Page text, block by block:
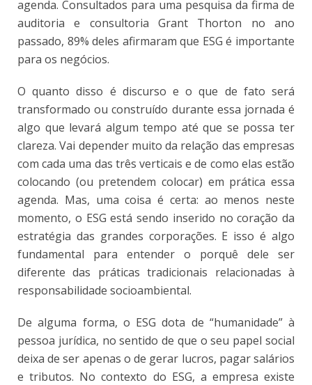
agenda. Consultados para uma pesquisa da firma de
auditoria e consultoria Grant Thorton no ano
passado, 89% deles afirmaram que ESG é importante
para os negócios.
O quanto disso é discurso e o que de fato será
transformado ou construído durante essa jornada é
algo que levará algum tempo até que se possa ter
clareza. Vai depender muito da relação das empresas
com cada uma das três verticais e de como elas estão
colocando (ou pretendem colocar) em prática essa
agenda. Mas, uma coisa é certa: ao menos neste
momento, o ESG está sendo inserido no coração da
estratégia das grandes corporações. E isso é algo
fundamental para entender o porquê dele ser
diferente das práticas tradicionais relacionadas à
responsabilidade socioambiental.
De alguma forma, o ESG dota de “humanidade” à
pessoa jurídica, no sentido de que o seu papel social
deixa de ser apenas o de gerar lucros, pagar salários
e tributos. No contexto do ESG, a empresa existe